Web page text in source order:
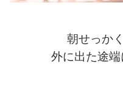
朝せっか
外に出た途